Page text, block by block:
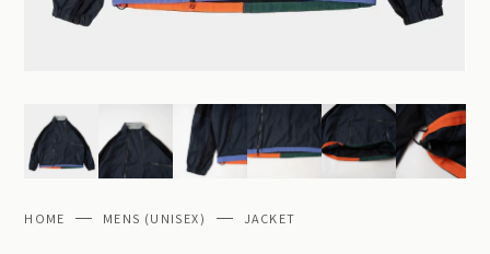
HOME MENS (UNISEX) JACKET